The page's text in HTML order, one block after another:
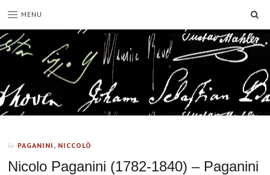
MENU
In PAGANINI, NICCOLÒ
Nicolo Paganini (1782-1840) – Paganini